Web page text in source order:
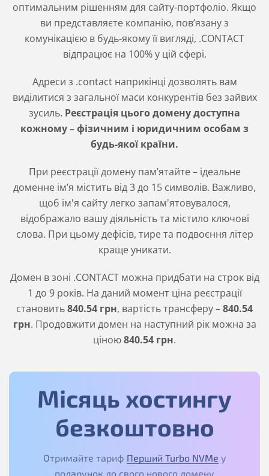
оптимальним рішенням для сайту-портфоліо. Якщо
ви представляєте компанію, повʼязану з
комунікацією в будь-якому її вигляді, .CONTACT
відпрацює на 100% у цій сфері.
Адреси з .contact наприкінці дозволять вам
виділитися з загальної маси конкурентів без зайвих
зусиль. Реєстрація цього домену доступна
кожному – фізичним і юридичним особам з
будь-якої країни.
При реєстрації домену пам’ятайте – ідеальне
доменне ім’я містить від 3 до 15 символів. Важливо,
щоб ім'я сайту легко запам'ятовувалося,
відображало вашу діяльність та містило ключові
слова. При цьому дефісів, тире та подвоєння літер
краще уникати.
Домен в зоні .CONTACTможна придбати на строк від
1 до 9 років. На даний момент ціна реєстрації
становить840.54 грн, вартість трансферу –840.54
грн. Продовжити домен на наступний рік можна за
ціною840.54 грн.
Місяць хостингу
безкоштовно
Отримайте тариф Перший Turbo NVMe у
подарунок до свого нового домену